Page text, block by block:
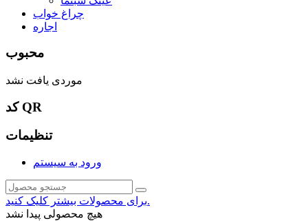
چراغ خواب
اجاره
محبوب
موردی یافت نشد
کد QR
تنظیمات
ورود به سیستم
برای محصولات بیشتر کلیک کنید.
هیچ محصولی پیدا نشد